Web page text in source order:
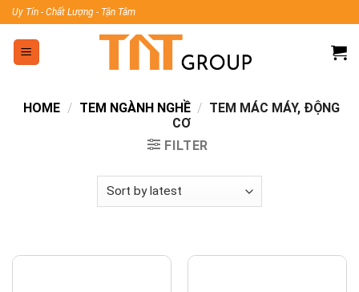
Skip
to
content
Uy Tín - Chất Lượng - Tận Tâm
HOME / TEM NGÀNH NGHỀ / TEM MÁC MÁY, ĐỘNG
CƠ
FILTER